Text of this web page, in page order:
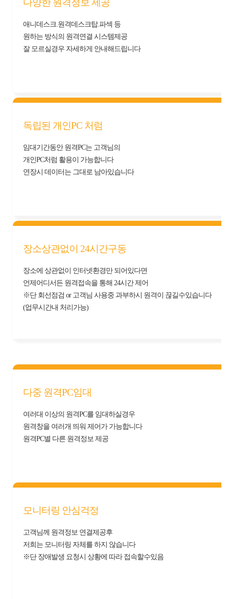
다양한 원격정보 제공
애니데스크.원격데스크탑.파섹 등
원하는 방식의 원격연결 시스템제공
잘 모르실경우 자세하게 안내해드립니다
독립된 개인PC 처럼
임대기간동안 원격PC는 고객님의
개인PC처럼 활용이 가능합니다
연장시 데이터는 그대로 남아있습니다
장소상관없이 24시간구동
장소에 상관없이 인터넷환경만 되어있다면
언제어디서든 원격접속을 통해 24시간 제어
※단 회선점검 or 고객님 사용중 과부하시 원격이 끊길수있습니다
(업무시간내 처리가능)
다중 원격PC임대
여러대 이상의 원격PC를 임대하실경우
원격창을 여러개 띄워 제어가 가능합니다
원격PC별 다른 원격정보 제공
모니터링 안심걱정
고객님께 원격정보 연결제공후
저희는 모니터링 자체를 하지 않습니다
※단 장애발생 요청시 상황에 따라 접속할수있음